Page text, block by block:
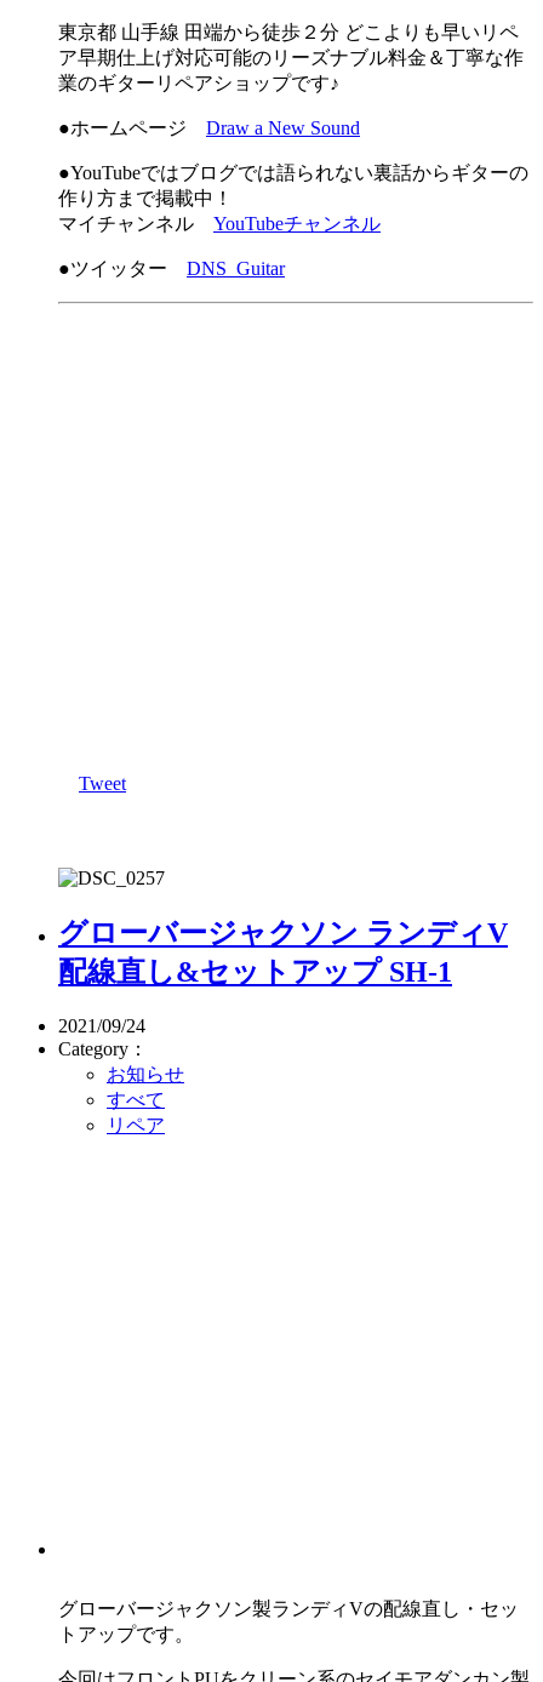
東京都 山手線 田端から徒歩２分 どこよりも早いリペ
ア早期仕上げ対応可能のリーズナブル料金＆丁寧な作
業のギターリペアショップです♪
●ホームページ Draw a New Sound
●YouTubeではブログでは語られない裏話からギターの
作り方まで掲載中！
マイチャンネル YouTubeチャンネル
●ツイッター DNS_Guitar
Tweet
グローバージャクソン ランディV
配線直し&セットアップ SH-1
2021/09/24
Category：
お知らせ
すべて
リペア
グローバージャクソン製ランディVの配線直し・セッ
トアップです。